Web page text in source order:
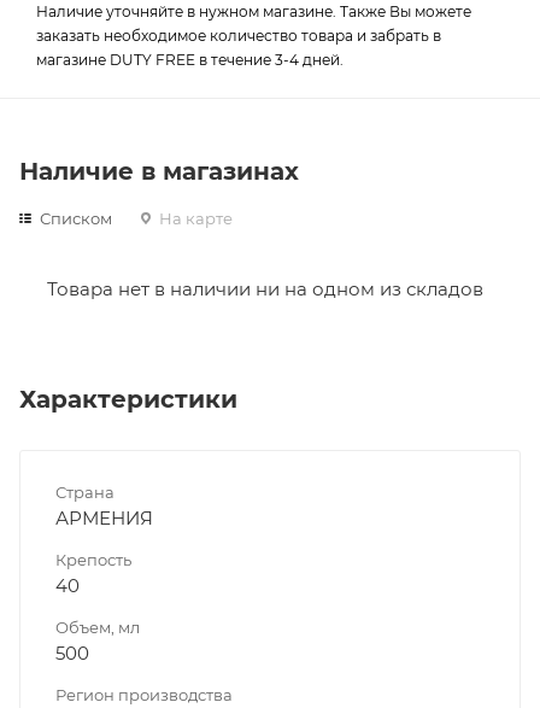
Наличие уточняйте в нужном магазине. Также Вы можете
заказать необходимое количество товара и забрать в
магазине DUTY FREE в течение 3-4 дней.
Наличие в магазинах
Списком На карте
Товара нет в наличии ни на одном из складов
Характеристики
Страна
АРМЕНИЯ
Крепость
40
Объем, мл
500
Регион производства